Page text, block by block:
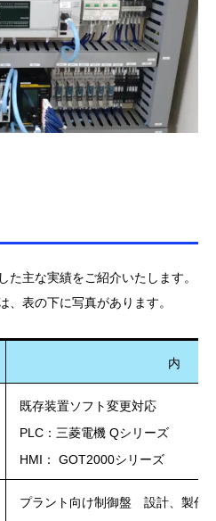
た主な実績をご紹介いたします。
表の下に写真があります。
内
既存装置ソフト変更対応
PLC：三菱電機 Qシリーズ
HMI： GOT2000シリーズ
プラント向け制御盤 設計、製作